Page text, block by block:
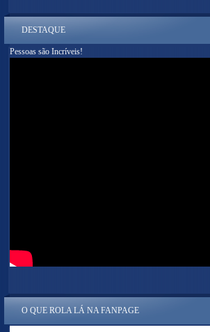
DESTAQUE
Pessoas são Incríveis!
O QUE ROLA LÁ NA FANPAGE